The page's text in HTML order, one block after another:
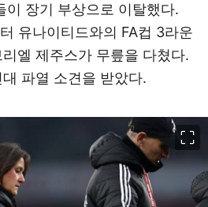
이 장기 부상으로 이탈했다.
유나이티드와의 FA컵 3라운
엘 제주스가 무릎을 다쳤다.
파열 소견을 받았다.